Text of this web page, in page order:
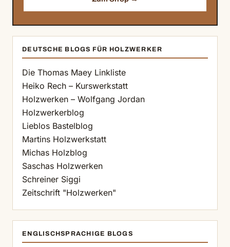
DEUTSCHE BLOGS FÜR HOLZWERKER
Die Thomas Maey Linkliste
Heiko Rech – Kurswerkstatt
Holzwerken – Wolfgang Jordan
Holzwerkerblog
Lieblos Bastelblog
Martins Holzwerkstatt
Michas Holzblog
Saschas Holzwerken
Schreiner Siggi
Zeitschrift "Holzwerken"
ENGLISCHSPRACHIGE BLOGS